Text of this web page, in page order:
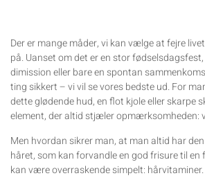
Der er mange måder, vi kan vælge at fejre
på. Uanset om det er en stor
dimission eller bare en spontan
ting sikkert – vi vil se vores bedste ud. For
dette glødende hud, en flot kjole eller skarpe
element, der altid stjæler opmærksomheden:
Men hvordan sikrer man, at man altid har
håret, som kan forvandle en god frisure til en
kan være overraskende simpelt: hårvitaminer.